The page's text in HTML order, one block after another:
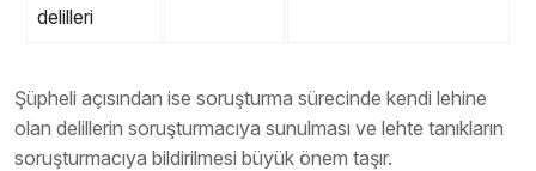
delilleri
Şüpheli açısından ise soruşturma sürecinde kendi lehine
olan delillerin soruşturmacıya sunulması ve lehte tanıkların
soruşturmacıya bildirilmesi büyük önem taşır.